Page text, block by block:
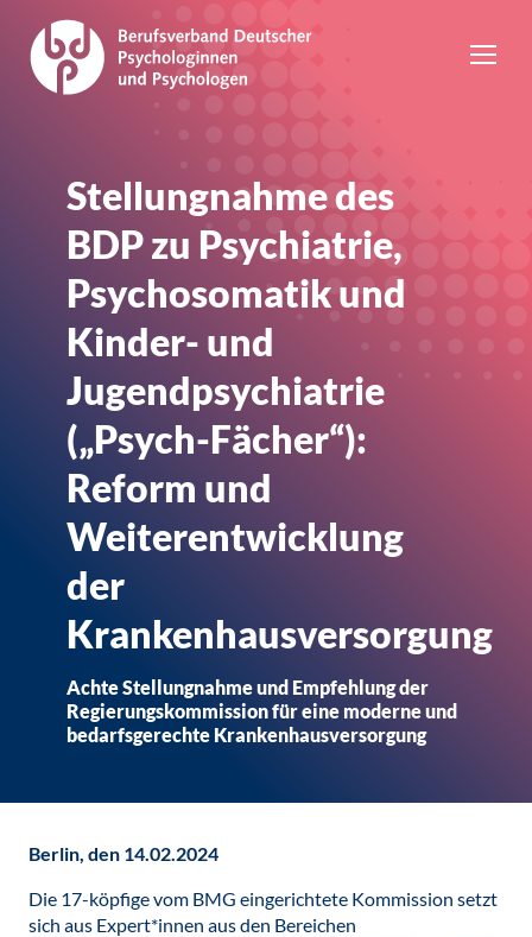
Stellungnahme des
BDP zu Psychiatrie,
Psychosomatik und
Kinder- und
Jugendpsychiatrie
(„Psych-Fächer“):
Reform und
Weiterentwicklung
der
Krankenhausversorgung
Achte Stellungnahme und Empfehlung der
Regierungskommission für eine moderne und
bedarfsgerechte Krankenhausversorgung
Berlin, den 14.02.2024
Die 17-köpfige vom BMG eingerichtete Kommission setzt
sich aus Expert*innen aus den Bereichen